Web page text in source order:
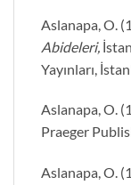
Aslanapa, O.
Abideleri,
Yayınları,
Aslanapa, O.
Praeger
Aslanapa, O.